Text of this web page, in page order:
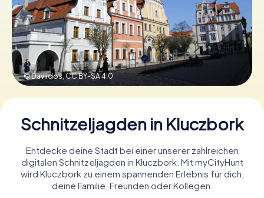
Tickets buchen
Gutscheine bestellen
© Daviidos,CC BY-SA 4.0
Schnitzeljagden in Kluczbork
Entdecke deine Stadt bei einer unserer zahlreichen
digitalen Schnitzeljagden in Kluczbork. Mit myCityHunt
wird Kluczbork zu einem spannenden Erlebnis für dich,
deine Familie, Freunden oder Kollegen.